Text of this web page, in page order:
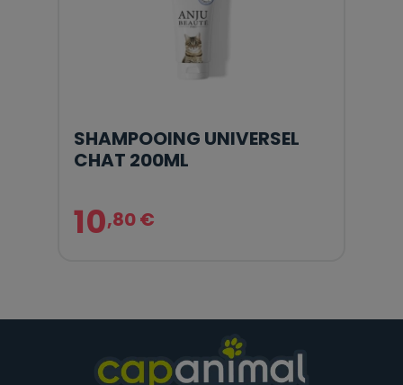
SHAMPOOING UNIVERSEL
CHAT 200ML
10,80 €